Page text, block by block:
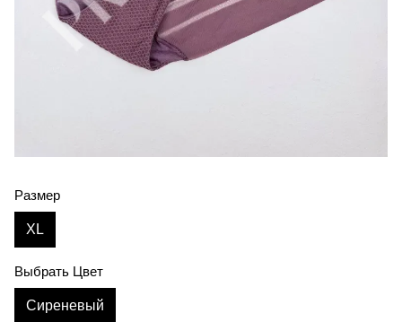
Размер
XL
Выбрать Цвет
Сиреневый